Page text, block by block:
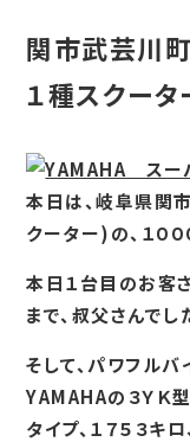
関市武芸川
１種スクータ
本日は、岐阜県関
クーター)の、１
本日１台目のお客
まで、叔父さんで
そして、パワフル
YAMAHAの３ＹＫ
タイプ、１７５３キ